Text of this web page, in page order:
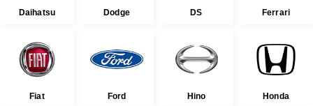
Daihatsu Dodge DS Ferrari
Fiat Ford Hino Honda